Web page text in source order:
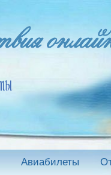
Авиабилеты